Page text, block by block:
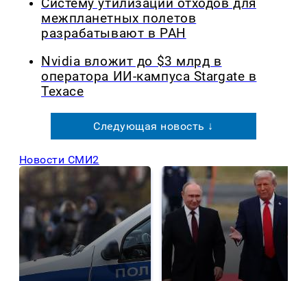
Систему утилизации отходов для
межпланетных полетов
разрабатывают в РАН
Nvidia вложит до $3 млрд в
оператора ИИ-кампуса Stargate в
Техасе
Следующая новость ↓
Новости СМИ2